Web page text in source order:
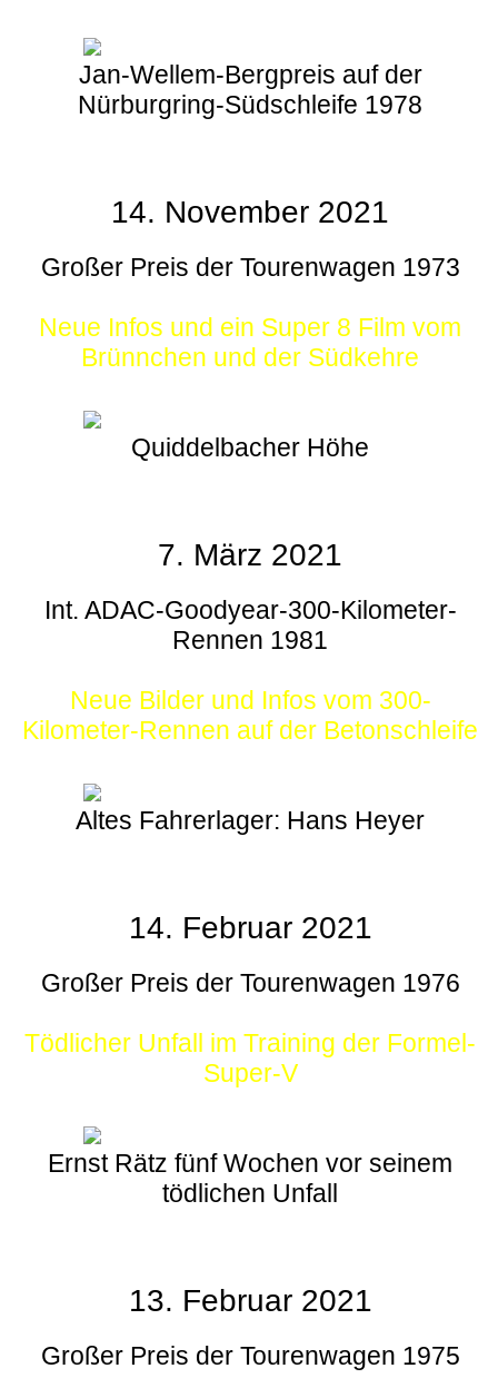
Jan-Wellem-Bergpreis auf der
Nürburgring-Südschleife 1978
14. November 2021
Großer Preis der Tourenwagen 1973
Neue Infos und ein Super 8 Film vom
Brünnchen und der Südkehre
Quiddelbacher Höhe
7. März 2021
Int. ADAC-Goodyear-300-Kilometer-
Rennen 1981
Neue Bilder und Infos vom 300-
Kilometer-Rennen auf der Betonschleife
Altes Fahrerlager: Hans Heyer
14. Februar 2021
Großer Preis der Tourenwagen 1976
Tödlicher Unfall im Training der Formel-
Super-V
Ernst Rätz fünf Wochen vor seinem
tödlichen Unfall
13. Februar 2021
Großer Preis der Tourenwagen 1975